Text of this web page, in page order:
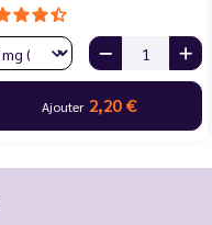
Ajouter 2,20 €